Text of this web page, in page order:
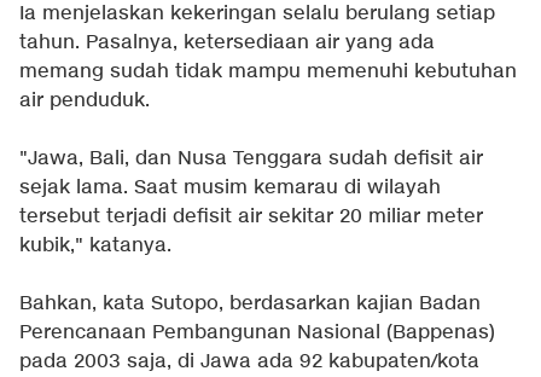
Ia menjelaskan kekeringan selalu berulang setiap
tahun. Pasalnya, ketersediaan air yang ada
memang sudah tidak mampu memenuhi kebutuhan
air penduduk.
"Jawa, Bali, dan Nusa Tenggara sudah defisit air
sejak lama. Saat musim kemarau di wilayah
tersebut terjadi defisit air sekitar 20 miliar meter
kubik," katanya.
Bahkan, kata Sutopo, berdasarkan kajian Badan
Perencanaan Pembangunan Nasional (Bappenas)
pada 2003 saja, di Jawa ada 92 kabupaten/kota